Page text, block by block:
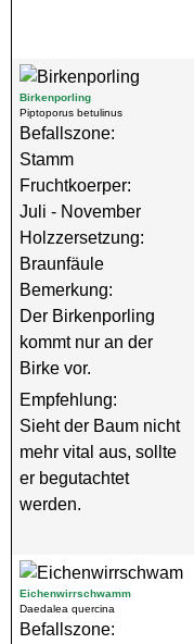
Birkenporling
Piptoporus betulinus
Befallszone:
Stamm
Fruchtkoerper:
Juli - November
Holzzersetzung:
Braunfäule
Bemerkung:
Der Birkenporling
kommt nur an der
Birke vor.
Empfehlung:
Sieht der Baum nicht
mehr vital aus, sollte
er begutachtet
werden.
Eichenwirrschwamm
Daedalea quercina
Befallszone: